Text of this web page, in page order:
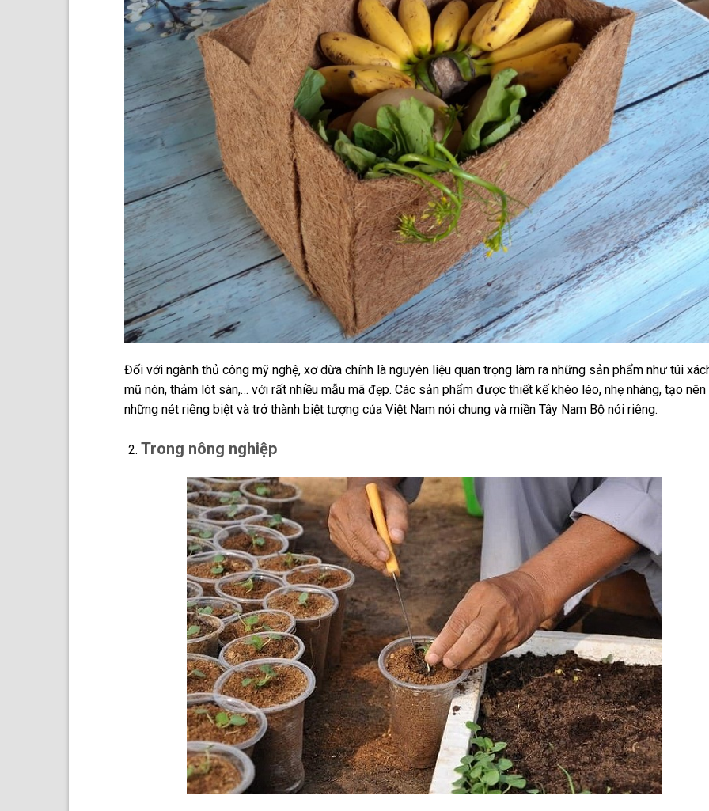
Đối với ngành thủ công mỹ nghệ, xơ dừa chính là nguyên liệu quan trọng làm ra những sản phẩm như túi
mũ nón, thảm lót sàn,… với rất nhiều mẫu mã đẹp. Các sản phẩm được thiết kế khéo léo, nhẹ nhàng, tạo nên
những nét riêng biệt và trở thành biệt tượng của Việt Nam nói chung và miền Tây Nam Bộ nói riêng.
Trong nông nghiệp